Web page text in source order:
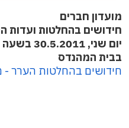
מועדון חברים
חידושים בהחלטות ועדות
יום שני, 30.5.2011 בשעה 17:00
בבית המהנדס
חידושים בהחלטות הערר -